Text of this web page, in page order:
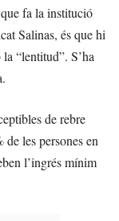
fa la institució
Salinas, és que hi
“lentitud”. S’ha
de rebre
les persones en
l’ingrés mínim